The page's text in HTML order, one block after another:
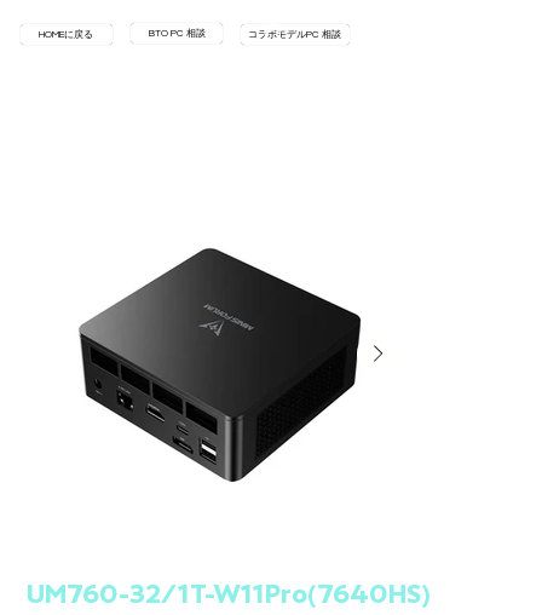
HOMEに戻る BTO PC 相談 コラボモデルPC 相談
UM760-32/1T-W11Pro(7640HS)